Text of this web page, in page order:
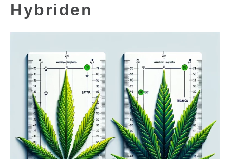
Hybriden